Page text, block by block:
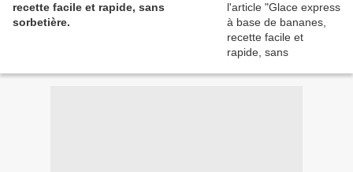
recette facile et rapide, sans
sorbetière.